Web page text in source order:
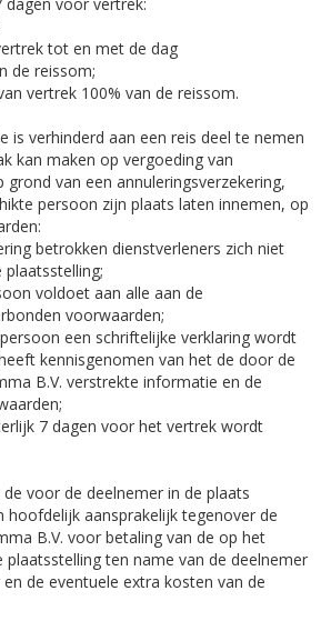
tot en met de dag
de reissom;
vertrek 100% van de reissom.
is verhinderd aan een reis deel te nemen
kan maken op vergoeding van
van een annuleringsverzekering,
persoon zijn plaats laten innemen, op
betrokken dienstverleners zich niet
voldoet aan alle aan de
voorwaarden;
een schriftelijke verklaring wordt
kennisgenomen van het de door de
B.V. verstrekte informatie en de
7 dagen voor het vertrek wordt
voor de deelnemer in de plaats
hoofdelijk aansprakelijk tegenover de
B.V. voor betaling van de op het
ten name van de deelnemer
de eventuele extra kosten van de